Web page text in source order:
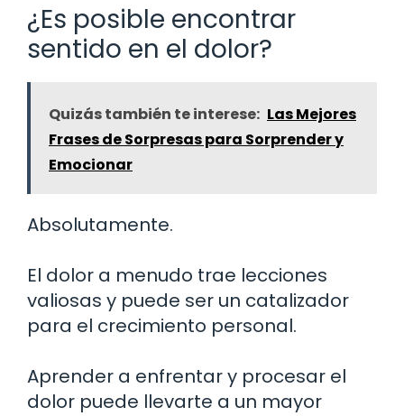
¿Es posible encontrar
sentido en el dolor?
Quizás también te interese: Las Mejores
Frases de Sorpresas para Sorprender y
Emocionar
Absolutamente.
El dolor a menudo trae lecciones
valiosas y puede ser un catalizador
para el crecimiento personal.
Aprender a enfrentar y procesar el
dolor puede llevarte a un mayor